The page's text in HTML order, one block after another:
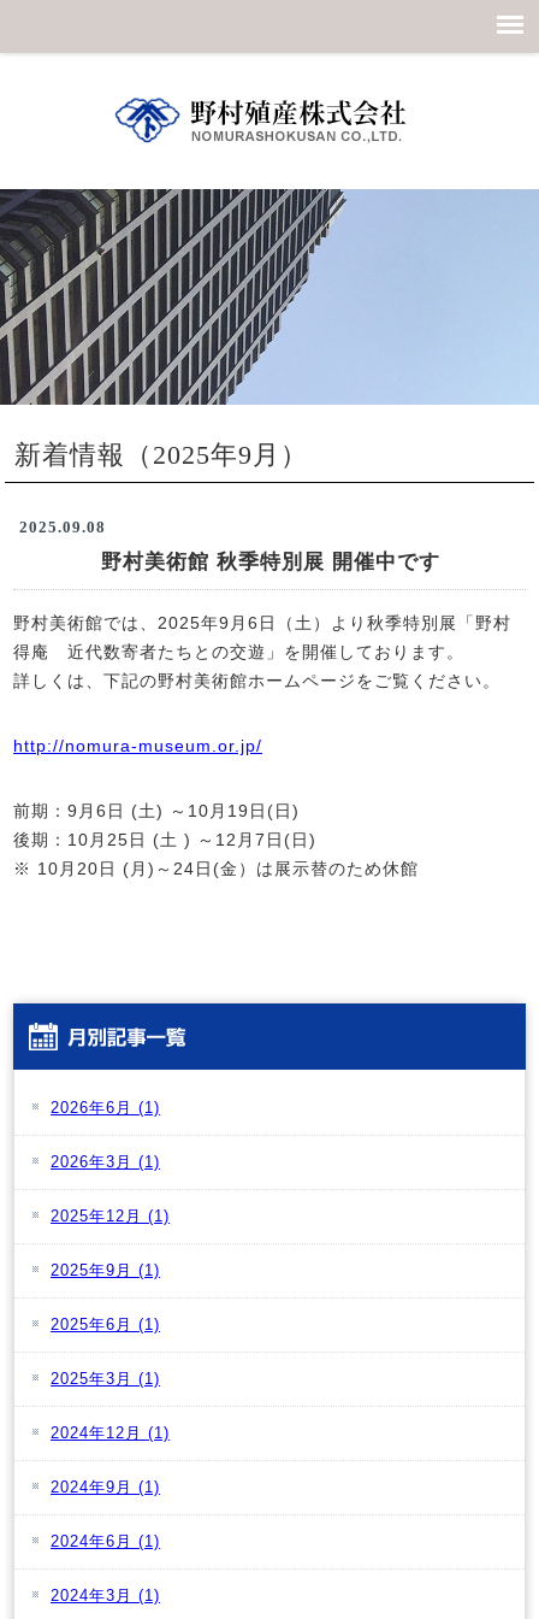
新着情報（2025年9月）
2025.09.08
野村美術館 秋季特別展 開催中です
野村美術館では、2025年9月6日（土）より秋季特別展「野村
得庵 近代数寄者たちとの交遊」を開催しております。
詳しくは、下記の野村美術館ホームページをご覧ください。
http://nomura-museum.or.jp/
前期：9月6日 (土) ～10月19日(日)
後期：10月25日 (土 ) ～12月7日(日)
※ 10月20日 (月)～24日(金）は展示替のため休館
2026年6月(1)
2026年3月(1)
2025年12月(1)
2025年9月(1)
2025年6月(1)
2025年3月(1)
2024年12月(1)
2024年9月(1)
2024年6月(1)
2024年3月(1)